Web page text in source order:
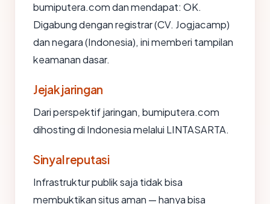
bumiputera.com dan mendapat: OK.
Digabung dengan registrar (CV. Jogjacamp)
dan negara (Indonesia), ini memberi tampilan
keamanan dasar.
Jejak jaringan
Dari perspektif jaringan, bumiputera.com
dihosting di Indonesia melalui LINTASARTA.
Sinyal reputasi
Infrastruktur publik saja tidak bisa
membuktikan situs aman — hanya bisa